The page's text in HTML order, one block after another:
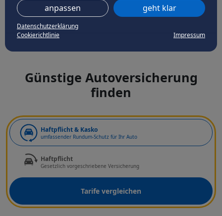
anpassen geht klar
Datenschutzerklärung
Cookierichtlinie
Impressum
Günstige Autoversicherung
finden
Haftpflicht & Kasko
umfassender Rundum-Schutz für Ihr Auto
Haftpflicht
Gesetzlich vorgeschriebene Versicherung
Tarife vergleichen